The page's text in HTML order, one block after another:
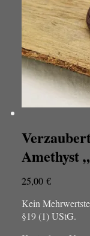
Amethyst
25,00 €
Kein
§19 (1) UStG.